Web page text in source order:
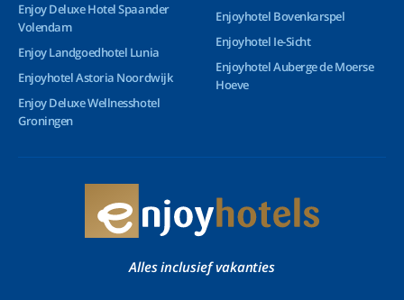
Enjoy Deluxe Hotel Spaander
Volendam
Enjoy Landgoedhotel Lunia
Enjoyhotel Astoria Noordwijk
Enjoy Deluxe Wellnesshotel
Groningen
Enjoyhotel Bovenkarspel
Enjoyhotel Ie-Sicht
Enjoyhotel Auberge de Moerse
Hoeve
Alles inclusief vakanties